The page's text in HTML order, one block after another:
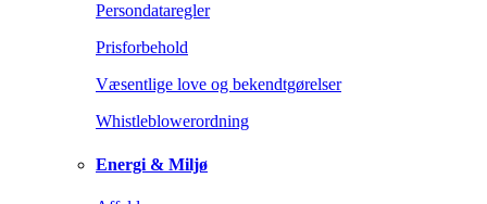
Persondataregler
Prisforbehold
Væsentlige love og bekendtgørelser
Whistleblowerordning
Energi & Miljø